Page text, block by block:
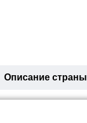
Описание страны